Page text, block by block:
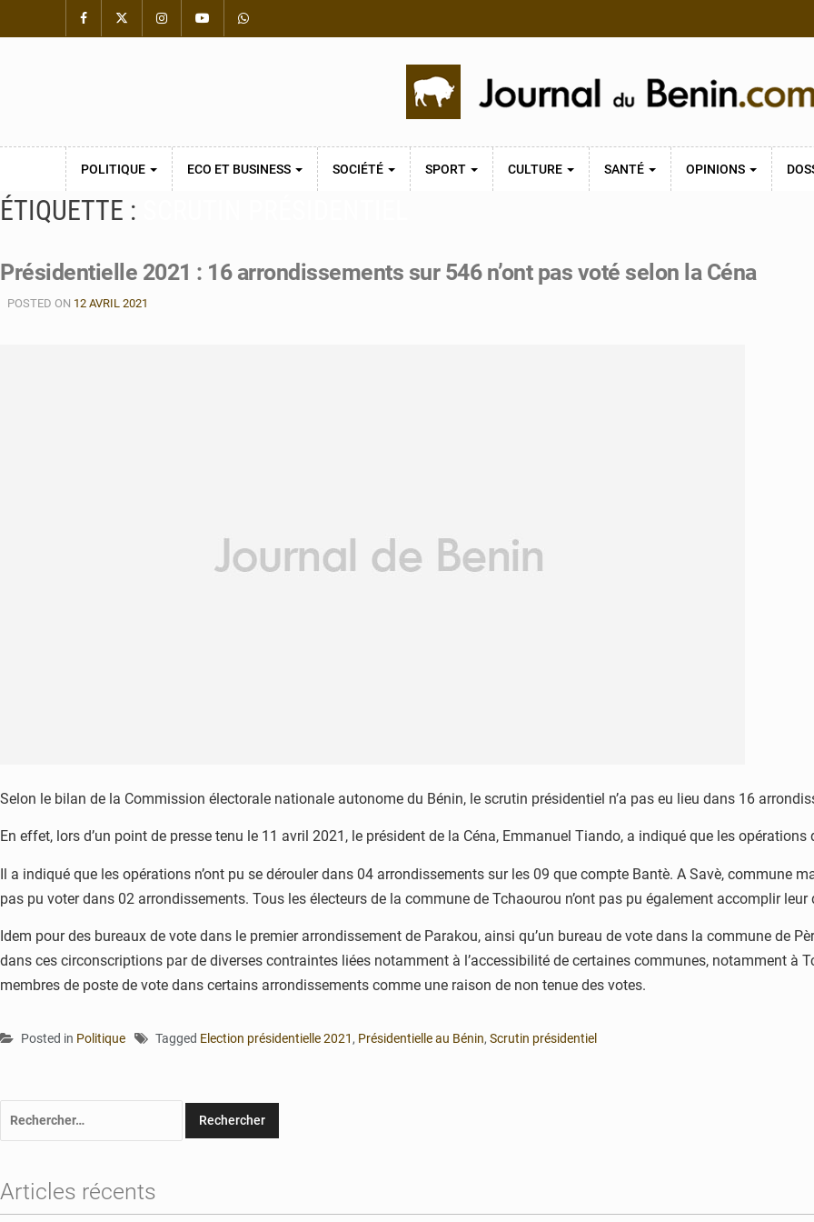
POLITIQUE ECO ET BUSINESS SOCIÉTÉ SPORT CULTURE SANTÉ OPINIONS
ÉTIQUETTE :
Présidentielle 2021 : 16 arrondissements sur 546 n’ont pas voté selon la Céna
POSTED ON 12 AVRIL 2021
Selon le bilan de la Commission électorale nationale autonome du Bénin, le scrutin présidentiel n’a pas eu lieu dans 16
En effet, lors d’un point de presse tenu le 11 avril 2021, le président de la Céna, Emmanuel Tiando, a indiqué que les
Il a indiqué que les opérations n’ont pu se dérouler dans 04 arrondissements sur les 09 que compte Bantè. A Savè, commune
pas pu voter dans 02 arrondissements. Tous les électeurs de la commune de Tchaourou n’ont pas pu également accomplir leur
Idem pour des bureaux de vote dans le premier arrondissement de Parakou, ainsi qu’un bureau de vote dans la commune de
dans ces circonscriptions par de diverses contraintes liées notamment à l’accessibilité de certaines communes, notamment à
membres de poste de vote dans certains arrondissements comme une raison de non tenue des votes.
Posted in Politique Tagged Election présidentielle 2021 , Présidentielle au Bénin, Scrutin présidentiel
Articles récents